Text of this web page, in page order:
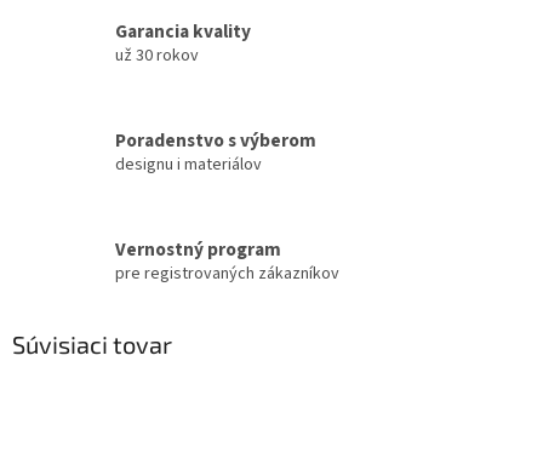
Garancia kvality
už 30 rokov
Poradenstvo s výberom
designu i materiálov
Vernostný program
pre registrovaných zákazníkov
Súvisiaci tovar